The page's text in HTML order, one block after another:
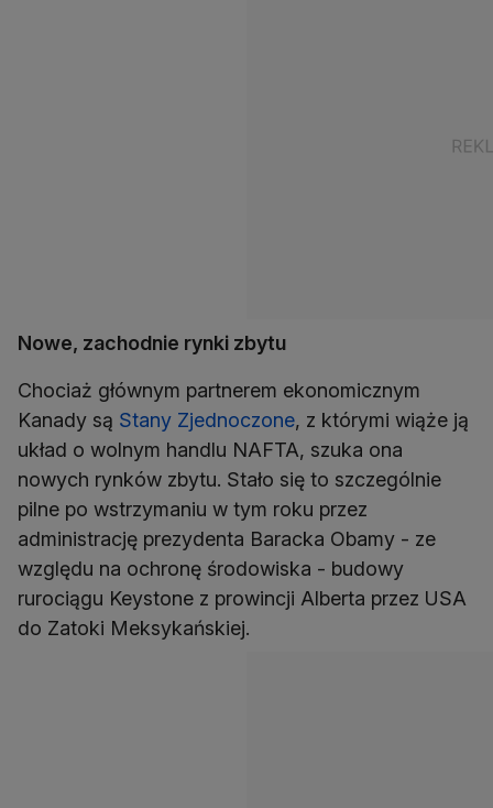
Nowe, zachodnie rynki zbytu
Chociaż głównym partnerem ekonomicznym
Kanady są Stany Zjednoczone, z którymi wiąże ją
układ o wolnym handlu NAFTA, szuka ona
nowych rynków zbytu. Stało się to szczególnie
pilne po wstrzymaniu w tym roku przez
administrację prezydenta Baracka Obamy - ze
względu na ochronę środowiska - budowy
rurociągu Keystone z prowincji Alberta przez USA
do Zatoki Meksykańskiej.